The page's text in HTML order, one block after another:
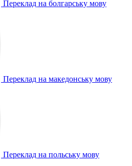
Переклад на болгарську мову
Переклад на македонську мову
Переклад на польську мову